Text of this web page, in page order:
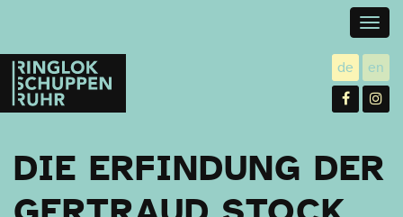
Ringlokschuppen
Ruhr
de utsch
en
DIE ERFINDUNG DER